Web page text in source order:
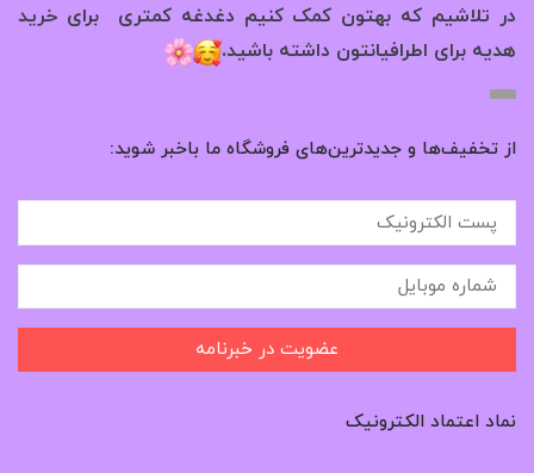
در تلاشیم که بهتون کمک کنیم دغدغه کمتری برای خرید
هدیه برای اطرافیانتون داشته باشید.
از تخفیف‌ها و جدیدترین‌های فروشگاه ما باخبر شوید:
عضویت در خبرنامه
نماد اعتماد الکترونیک